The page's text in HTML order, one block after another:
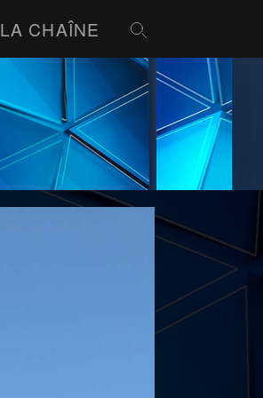
LA CHAÎNE